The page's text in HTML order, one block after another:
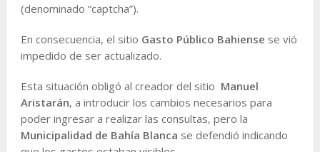
(denominado “captcha”).
En consecuencia, el sitio Gasto Público Bahiense se vió
impedido de ser actualizado.
Esta situación obligó al creador del sitio Manuel
Aristarán, a introducir los cambios necesarios para
poder ingresar a realizar las consultas, pero la
Municipalidad de Bahía Blanca se defendió indicando